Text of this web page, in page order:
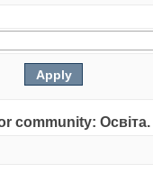
community: Освіта.